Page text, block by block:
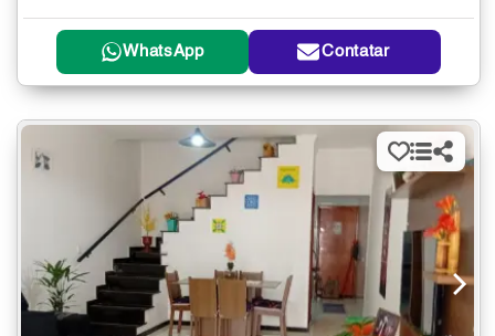
WhatsApp Contatar